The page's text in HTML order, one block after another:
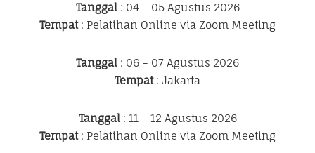
Tanggal: 04 – 05 Agustus 2026
Tempat: Pelatihan Online via Zoom Meeting
Tanggal : 06 – 07 Agustus 2026
Tempat: Jakarta
Tanggal: 11 – 12 Agustus 2026
Tempat: Pelatihan Online via Zoom Meeting